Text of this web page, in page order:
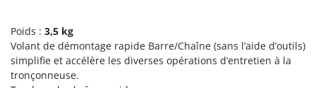
S
Scies à os
Scies à Ruban
Scies alternatives à batterie
Infaco
Intec
Intex
Poids : 3,5 kg
Volant de démontage rapide Barre/Chaîne (sans l’aide d’outils)
simplifie et accélère les diverses opérations d’entretien à la
tronçonneuse.